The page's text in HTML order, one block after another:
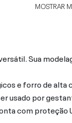
MOSTRAR
Sua
e forro de
usado por
com